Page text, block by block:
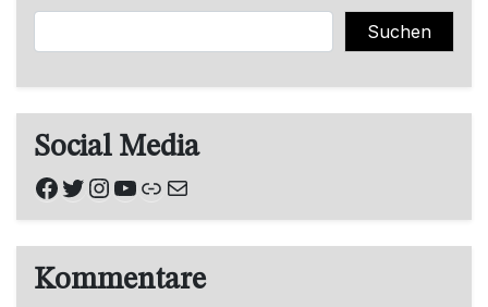
Suchen Suchen
Social Media
Facebook
Twitter
Instagram
YouTube
Link
E-Mail
Kommentare